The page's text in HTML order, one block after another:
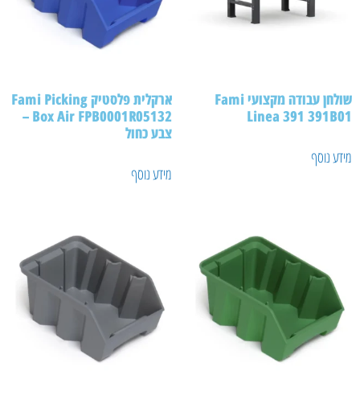
שולחן עבודה מקצועי Fami
Linea 391 391B01
מידע נוסף
ארקלית פלסטיק Fami Picking
Box Air FPB0001R05132 –
צבע כחול
מידע נוסף